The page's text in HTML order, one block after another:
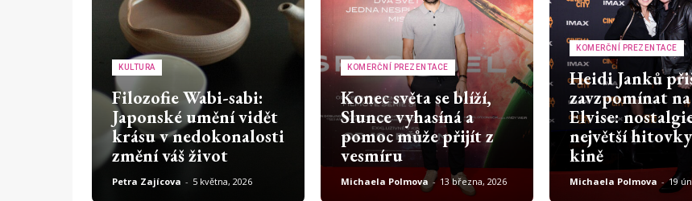
KULTURA
Filozofie Wabi-sabi:
Japonské umění vidět
krásu v nedokonalosti
změní váš život
Petra Zajícova - 5 května, 2026
KOMERČNÍ PREZENTACE
Konec světa se blíží,
Slunce vyhasíná a
pomoc může přijít z
vesmíru
Michaela Polmova - 13 března, 2026
KOMERČNÍ PREZENTACE
Heidi Janků
zavzpomínat na
Elvise:
největší
kině
Michaela Polmova - 19